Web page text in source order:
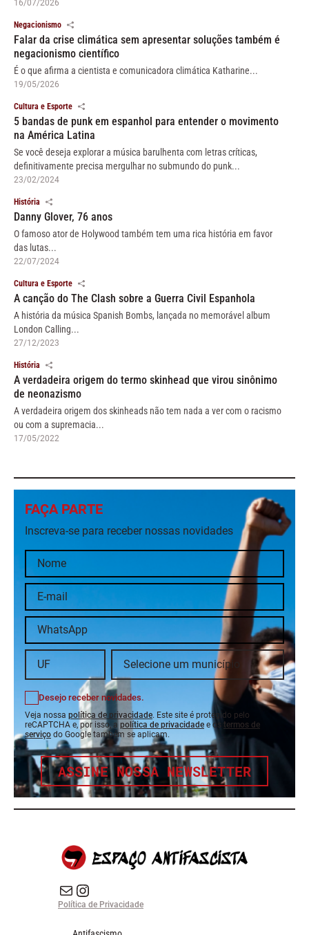
16/07/2026
Negacionismo
Falar da crise climática sem apresentar soluções também é
negacionismo científico
É o que afirma a cientista e comunicadora climática Katharine...
19/05/2026
Cultura e Esporte
5 bandas de punk em espanhol para entender o movimento
na América Latina
Se você deseja explorar a música barulhenta com letras críticas,
definitivamente precisa mergulhar no submundo do punk...
23/02/2024
História
Danny Glover, 76 anos
O famoso ator de Holywood também tem uma rica história em favor
das lutas...
22/07/2024
Cultura e Esporte
A canção do The Clash sobre a Guerra Civil Espanhola
A história da música Spanish Bombs, lançada no memorável album
London Calling...
27/12/2023
História
A verdadeira origem do termo skinhead que virou sinônimo
de neonazismo
A verdadeira origem dos skinheads não tem nada a ver com o racismo
ou com a supremacia...
17/05/2022
FAÇA PARTE
Inscreva-se para receber nossas novidades
Desejo receber novidades.
Veja nossa política de privacidade. Este site é protegido pelo
reCAPTCHA e, por isso, a política de privacidade e os termos de
serviço do Google também se aplicam.
ASSINE NOSSA NEWSLETTER
E-mail Instagram do Espaço Antifascista
Política de Privacidade